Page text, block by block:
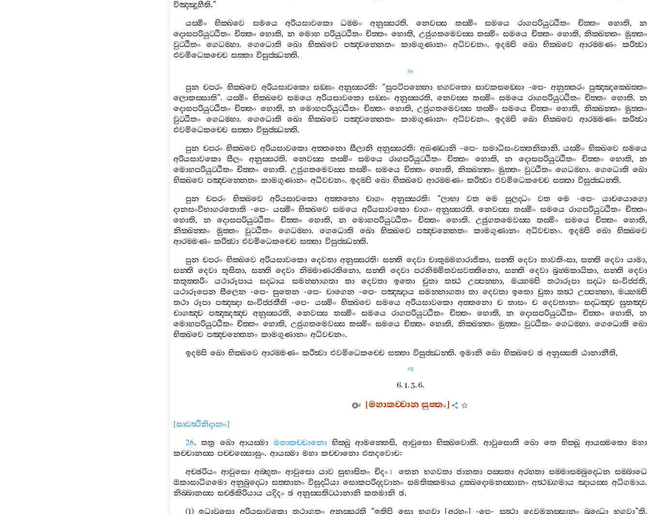
විඤ‍්ඤූහීති.”
යස‍්මිං
භික‍්ඛවෙ සමයෙ අරියසාවකො ධම‍්මං අනුස‍්සරති.නෙවස‍්ස තස‍්මිං සමයෙ රාගපරියුට‍්ඨිතං චිත‍්තං හොති,න
දොසපරියුට‍්ඨිතං චිත‍්තං හොති,න මොහ පරියුට‍්ඨිතං චිත‍්තං හොති, උජුගතමෙවස‍්ස තස‍්මිං සමයෙ චිත‍්තං හොති,නික‍්ඛන‍්තං මුත‍්තං
වුට‍්ඨිතං
ගෙධම‍්හා. ගෙධොති ඛො භික‍්ඛවෙ පඤ‍්චන‍්නෙතං කාමගුණානං අධිවචනං.ඉදම‍්පි ඛො භික‍්ඛවෙ ආරම‍්මණං
කරිත්‍වා
එවමිධෙකච‍්චෙ සත‍්තා විසුජ‍්ඣන‍්ති.
56
පුන චපරං භික‍්ඛවෙ අරියසාවකො සඞ‍්ඝං අනුස‍්සරති: “සුපටිපන‍්නො භගවතො සාවකසඞ‍්ඝො-පෙ-අනුත‍්තරං පුඤ‍්ඤක‍්ඛෙත‍්තං
ලොකස‍්සාති”.යස‍්මිං භික‍්ඛවෙ සමයෙ අරියසාවකො සඞ‍්ඝං අනුස‍්සරති,නෙවස‍්ස තස‍්මිං සමයෙ රාගපරියුට‍්ඨිතං චිත‍්තං හොති.න
දොසපරියුට‍්ඨිතං චිත‍්තං හොති, න මොහපරියුට‍්ඨිතං චිත‍්තං හොති,උජුගතමෙවස‍්ස තස‍්මිං සමයෙ චිත‍්තං හොති, නික‍්ඛන‍්තං මුත‍්තං
වුට‍්ඨිතං
ගෙධම‍්හා. ගෙධොති ඛො භික‍්ඛවෙ පඤ‍්චන‍්නෙතං කාමගුණානං අධිවචනං.ඉදම‍්පි ඛො භික‍්ඛවෙ ආරම‍්මණං
කරිත්‍වා
එවමිධෙකච‍්චෙ සත‍්තා විසුජ‍්ඣන‍්ති.
පුන චපරං භික‍්ඛවෙ අරියසාවකො අත‍්තනො සීලානි අනුස‍්සරති: අඛණ‍්ඩානි -පෙ- සමාධිසංවත‍්තනිකානි.යස‍්මිං භික‍්ඛවෙ සමයෙ
අරියසාවකො
සීලං අනුස‍්සරති.නෙවස‍්ස තස‍්මිං සමයෙ රාගපරියුට‍්ඨිතං චිත‍්තං හොති,න දොසපරියුට‍්ඨිතං චිත‍්තං හොති,න
මොහපරියුට‍්ඨිතං චිත‍්තං හොති. උජුගතමෙවස‍්ස තස‍්මිං සමයෙ චිත‍්තං හොති, නික‍්ඛන‍්තං මුත‍්තං වුට‍්ඨිතං ගෙධම‍්හා. ගෙධොති ඛො
භික‍්ඛවෙ පඤ‍්චන‍්නෙතං කාමගුණානං අධිවචනං. ඉදම‍්පි ඛො භික‍්ඛවෙ ආරම‍්මණං කරිත්‍වා එවමිධෙකච‍්චෙ සත‍්තා විසුජ‍්ඣන‍්ති.
පුන
චපරං භික‍්ඛවෙ අරියසාවකො අත‍්තනො චාගං අනුස‍්සරති: “ලාභා වත මෙ සුලද‍්ධං වත මෙ -පෙ-යාචයොගො
දානසංවිභාගරතොති -පෙ- යස‍්මිං භික‍්ඛවෙ සමයෙ අරියසාවකො චාගං අනුස‍්සරති. නෙවස‍්ස තස‍්මිං සමයෙ රාගපරියුට‍්ඨිතං චිත‍්තං
හොති, න දොසපරියුට‍්ඨිතං චිත‍්තං හොති, න මොහපරියුට‍්ඨිතං චිත‍්තං හොති.උජුගතමෙවස‍්ස තස‍්මිං සමයෙ චිත‍්තං හොති,
නික‍්ඛන‍්තං
මුත‍්තං වුට‍්ඨිතං ගෙධම‍්හා. ගෙධොති ඛො භික‍්ඛවෙ පඤ‍්චන‍්නෙතං කාමගුණානං අධිවචනං.ඉදම‍්පි ඛො
භික‍්ඛවෙ
ආරම‍්මණං කරිත්‍වා එවමිධෙකච‍්චෙ සත‍්තා විසුජ‍්ඣන‍්ති.
පුන චපරං භික‍්ඛවෙ අරියසාවකො දෙවතා අනුස‍්සරති:සන‍්ති දෙවා චාතුම‍්මහාරාජිකා, සන‍්ති දෙවා තාවතිංසා,සන‍්ති දෙවා යාමා,
සන‍්ති දෙවා තුසිතා, සන‍්ති දෙවා නිම‍්මාණරතිනො,සන‍්ති දෙවා පරනිම‍්මිතවසවත‍්තිනො, සන‍්ති දෙවා බ්‍රහ‍්මකායිකා,සන‍්ති දෙවා
තතුත‍්තරිං
යථාරූපාය සද‍්ධාය සමන‍්නාගතා තා දෙවතා ඉතො චුතා තත්‍ථ උප‍්පන‍්නා,මය‍්හම‍්පි තථාරූපා සද‍්ධා සංවිජ‍්ජති,
යථාරූපෙන සීලෙන -පෙ-සුතෙන -පෙ-චාගෙන -පෙ-පඤ‍්ඤාය සමන‍්නාගතා තා දෙවතා ඉතො චුතා තත්‍ථ උප‍්පන‍්නා,මය‍්හම‍්පි
තථා රූපා පඤ‍්ඤා සංවිජ‍්ජතීති -පෙ- යස‍්මිං භික‍්ඛවෙ සමයෙ අරියසාවකො අත‍්තනො ච තාසං ච දෙවතානං සද‍්ධඤ‍්ච සුතඤ‍්ච
චාගඤ‍්ච
පඤ‍්ඤඤ‍්ච අනුස‍්සරති,නෙවස‍්ස තස‍්මිං සමයෙ රාගපරියුට‍්ඨිතං චිත‍්තං හොති,න දොසපරියුට‍්ඨිතං චිත‍්තං හොති,න
මොහපරියුට‍්ඨිතං චිත‍්තං හොති, උජුගතමෙවස‍්ස තස‍්මිං සමයෙ චිත‍්තං හොති, නික‍්ඛන‍්තං මුත‍්තං වුට‍්ඨිතං ගෙධම‍්හා. ගෙධොති ඛො
භික‍්ඛවෙ පඤ‍්චන‍්තෙනං කාමගුණානං අධිවචනං.
ඉදම‍්පි ඛො භික‍්ඛවෙ ආරම‍්මණං කරිත්‍වා එවමිධෙකච‍්චෙ සත‍්තා විසුජ‍්ඣන‍්ති. ඉමානි ඛො භික‍්ඛවෙ ඡ අනුස‍්සති ඨානානීති,
58
6. 1. 3. 6.
[මහාකච‍්චානසුත‍්තං]
[සාවත්‍ථිනිදානං]
26.තත්‍ර ඛො ආයස‍්මා මහාකච‍්චානො භික‍්ඛු ආමන‍්තෙසි, ආවුසො භික‍්ඛවොති. ආවුසොති ඛො තෙ භික‍්ඛූ ආයස‍්මතො මහා
කච‍්චානස‍්ස පච‍්චස‍්සොසුං. ආයස‍්මා මහා කච‍්චානො එතදවොච:
අච‍්ඡරියං ආවුසො අබ‍්භුතං ආවුසො යාව සුභාසිතං චිදං 1 තෙන භගවතා ජානතා පස‍්සතා අරහතා සම‍්මාසම‍්බුද‍්ධෙන සම‍්බාධෙ
ඔකාසාධිගමො අනුබුද‍්ධො සත‍්තානං විසුද‍්ධියා සොකපරිද‍්දවානං සමතික‍්කමාය දුක‍්ඛදොමනස‍්සානං අත්‍ථඞ‍්ගමාය ඤායස‍්ස අධිගමාය.
නිබ‍්බානස‍්ස සච‍්ඡිකිරියාය යදිදං ඡ අනුස‍්සතිට‍්ඨානානි කතමානි ඡ.
(1)ඉධාවුසො අරියසාවකො තථාගතං අනුස‍්සරති “ඉතිපි සො භගවා[අරහං] -පෙ- සත්‍ථා දෙවමනුස‍්සානං බුද‍්ධො භගවා”ති,